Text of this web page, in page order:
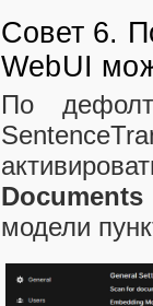
Совет 6.
WebUI
По
Documents
модели